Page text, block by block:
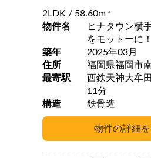
2LDK / 58.60m 2
物件名
ヒナタウン横
をモットーに
築年
2025年03月
住所
福岡県福岡市
最寄駅
西鉄天神大牟田線
11分
構造
鉄骨造